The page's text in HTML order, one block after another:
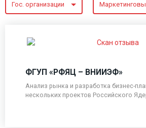
Гос. организации
ФГУП «РФЯЦ – ВНИИЭФ»
Анализ рынка и разработка бизнес-
нескольких проектов Российского